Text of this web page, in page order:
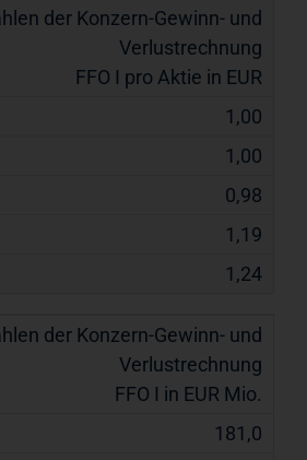
FFO I pro Aktie in EUR
1,00
1,00
0,98
1,19
1,24
FFO I in EUR Mio.
181,0